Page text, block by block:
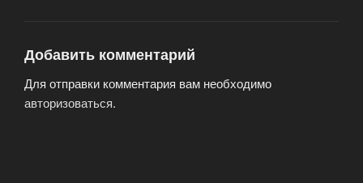
Добавить комментарий
Для отправки комментария вам необходимо
авторизоваться.